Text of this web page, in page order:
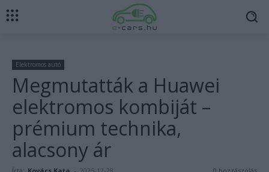
Elektromos autó
Megmutatták a Huawei
elektromos kombiját –
prémium technika,
alacsony ár